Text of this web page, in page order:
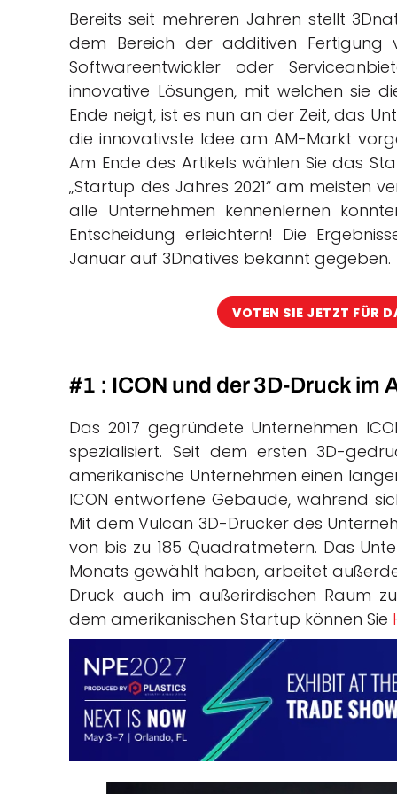
Bereits seit mehreren Jahren stellt
dem Bereich der additiven Fertigung
Softwareentwickler oder
innovative Lösungen, mit welchen sie
Ende neigt, ist es nun an der Zeit, das
die innovativste Idee am AM-Markt
Am Ende des Artikels wählen Sie das
„Startup des Jahres 2021“ am meisten
alle Unternehmen kennenlernen
Entscheidung erleichtern! Die
Januar auf 3Dnatives bekannt gegeben.
VOTEN SIE JETZT FÜR
#1 : ICON und der 3D-Druck im
Das 2017 gegründete Unternehmen
spezialisiert. Seit dem ersten 3D-
amerikanische Unternehmen einen
ICON entworfene Gebäude, während
Mit dem Vulcan 3D-Drucker des
von bis zu 185 Quadratmetern. Das
Monats gewählt haben, arbeitet
Druck auch im außerirdischen Raum
dem amerikanischen Startup können Sie